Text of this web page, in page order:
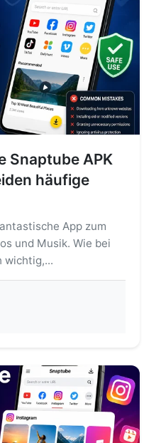
Snaptube APK
häufige
App zum
und Musik. Wie bei
wichtig,...
Snaptube APK sicher und